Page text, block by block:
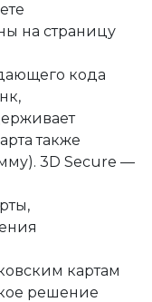
на страницу
кода
также
3D Secure —
картам
решение